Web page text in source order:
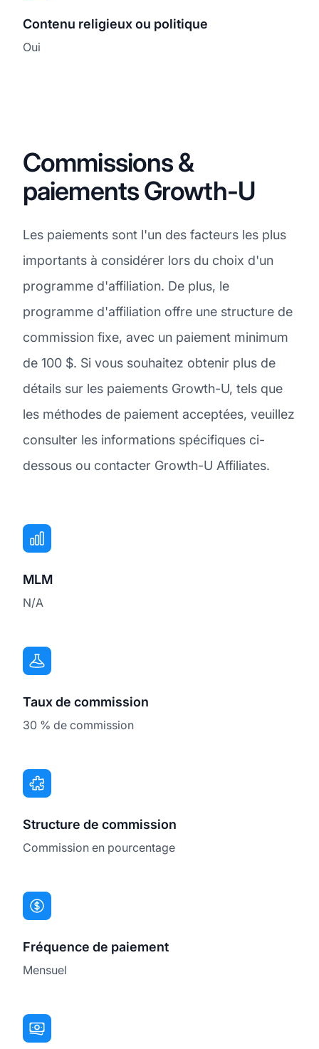
Contenu religieux ou politique
Oui
Commissions &
paiements Growth-U
Les paiements sont l'un des facteurs les plus
importants à considérer lors du choix d'un
programme d'affiliation. De plus, le
programme d'affiliation offre une structure de
commission fixe, avec un paiement minimum
de 100 $. Si vous souhaitez obtenir plus de
détails sur les paiements Growth-U, tels que
les méthodes de paiement acceptées, veuillez
consulter les informations spécifiques ci-
dessous ou contacter Growth-U Affiliates.
MLM
N/A
Taux de commission
30 % de commission
Structure de commission
Commission en pourcentage
Fréquence de paiement
Mensuel